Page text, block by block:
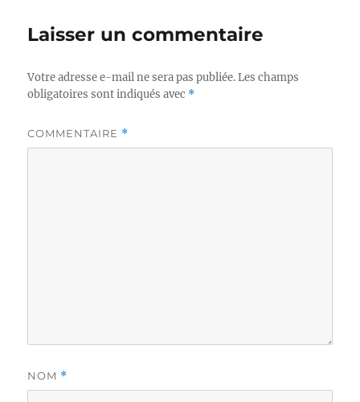
Laisser un commentaire
Votre adresse e-mail ne sera pas publiée. Les champs
obligatoires sont indiqués avec *
COMMENTAIRE *
NOM *